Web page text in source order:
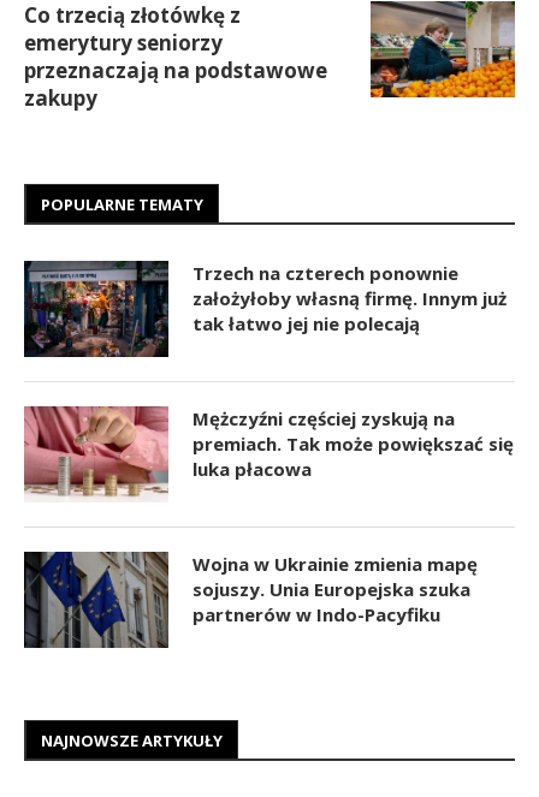
Co trzecią złotówkę z
emerytury seniorzy
przeznaczają na podstawowe
zakupy
POPULARNE TEMATY
Trzech na czterech ponownie
założyłoby własną firmę. Innym już
tak łatwo jej nie polecają
Mężczyźni częściej zyskują na
premiach. Tak może powiększać się
luka płacowa
Wojna w Ukrainie zmienia mapę
sojuszy. Unia Europejska szuka
partnerów w Indo-Pacyfiku
NAJNOWSZE ARTYKUŁY